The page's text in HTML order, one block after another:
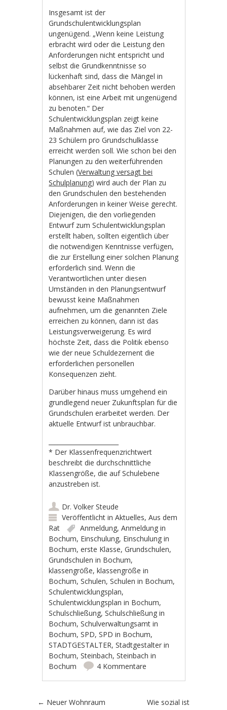
Insgesamt ist der
Grundschulentwicklungsplan
ungenügend. „Wenn keine Leistung
erbracht wird oder die Leistung den
Anforderungen nicht entspricht und
selbst die Grundkenntnisse so
lückenhaft sind, dass die Mängel in
absehbarer Zeit nicht behoben werden
können, ist eine Arbeit mit ungenügend
zu benoten.“ Der
Schulentwicklungsplan zeigt keine
Maßnahmen auf, wie das Ziel von 22-
23 Schülern pro Grundschulklasse
erreicht werden soll. Wie schon bei den
Planungen zu den weiterführenden
Schulen (Verwaltung versagt bei
Schulplanung) wird auch der Plan zu
den Grundschulen den bestehenden
Anforderungen in keiner Weise gerecht.
Diejenigen, die den vorliegenden
Entwurf zum Schulentwicklungsplan
erstellt haben, sollten eigentlich über
die notwendigen Kenntnisse verfügen,
die zur Erstellung einer solchen Planung
erforderlich sind. Wenn die
Verantwortlichen unter diesen
Umständen in den Planungsentwurf
bewusst keine Maßnahmen
aufnehmen, um die genannten Ziele
erreichen zu können, dann ist das
Leistungsverweigerung. Es wird
höchste Zeit, dass die Politik ebenso
wie der neue Schuldezernent die
erforderlichen personellen
Konsequenzen zieht.
Darüber hinaus muss umgehend ein
grundlegend neuer Zukunftsplan für die
Grundschulen erarbeitet werden. Der
aktuelle Entwurf ist unbrauchbar.
* Der Klassenfrequenzrichtwert
beschreibt die durchschnittliche
Klassengröße, die auf Schulebene
anzustreben ist.
Dr. Volker Steude
Veröffentlicht inAktuelles,Aus dem
Rat
Anmeldung,Anmeldung in
Bochum, Einschulung, Einschulung in
Bochum,erste Klasse,Grundschulen,
Grundschulen in Bochum,
klassengröße,klassengröße in
Bochum,Schulen,Schulen in Bochum,
Schulentwicklungsplan,
Schulentwicklungsplan in Bochum,
Schulschließung,Schulschließung in
Bochum,Schulverwaltungsamt in
Bochum,SPD,SPD in Bochum,
STADTGESTALTER,Stadtgestalter in
Bochum,Steinbach,Steinbach in
Bochum
4 Kommentare
Artikel-Navigation
← Neuer Wohnraum
Wie sozial ist